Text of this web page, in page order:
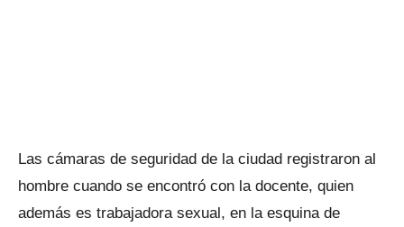
Las cámaras de seguridad de la ciudad registraron al
hombre cuando se encontró con la docente, quien
además es trabajadora sexual, en la esquina de